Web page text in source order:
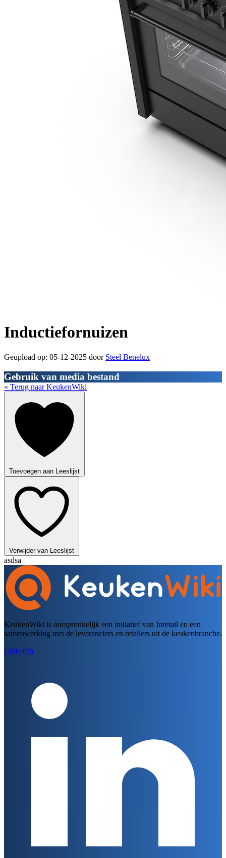
Inductiefornuizen
Geupload op: 05-12-2025 door Steel Benelux
Gebruik van media bestand
« Terug naar KeukenWiki
Toevoegen aan Leeslijst
Verwijder van Leeslijst
asdsa
KeukenWiki is oorspronkelijk een initiatief van Inretail en een
samenwerking met de leveranciers en retailers uit de keukenbranche.
LinkedIn